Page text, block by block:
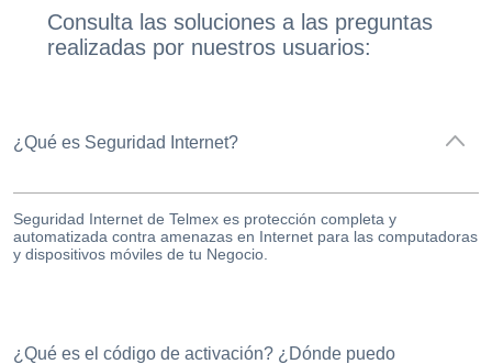
Recibo
Telmex
Consulta las soluciones a las preguntas
realizadas por nuestros usuarios:
¿Qué es Seguridad Internet?
Seguridad Internet de Telmex es protección completa y
automatizada contra amenazas en Internet para las computadoras
y dispositivos móviles de tu Negocio.
¿Qué es el código de activación? ¿Dónde puedo